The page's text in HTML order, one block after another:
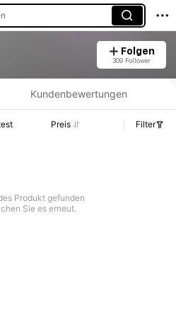
Folgen
309 Follower
Verkaufs- und Lagerbestandsdetails.
Kundenbewertungen
Preis Filter
Produkt gefunden
Sie es erneut.